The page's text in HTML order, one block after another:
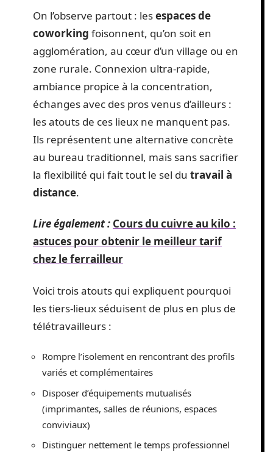
On l’observe partout : lesespaces de
coworking foisonnent, qu’on soit en
agglomération, au cœur d’un village ou en
zone rurale. Connexion ultra-rapide,
ambiance propice à la concentration,
échanges avec des pros venus d’ailleurs :
les atouts de ces lieux ne manquent pas.
Ils représentent une alternative concrète
au bureau traditionnel, mais sans sacrifier
la flexibilité qui fait tout le sel du travail à
distance.
Lire également : Cours du cuivre au kilo :
astuces pour obtenir le meilleur tarif
chez le ferrailleur
Voici trois atouts qui expliquent pourquoi
les tiers-lieux séduisent de plus en plus de
télétravailleurs :
Rompre l’isolement en rencontrant des profils
variés et complémentaires
Disposer d’équipements mutualisés
(imprimantes, salles de réunions, espaces
conviviaux)
Distinguer nettement le temps professionnel